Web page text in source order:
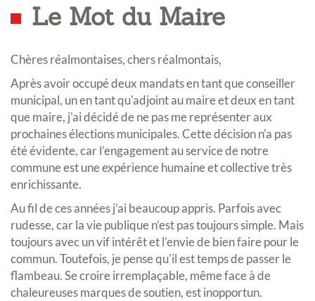
Le Mot du Maire
Chères réalmontaises, chers réalmontais,
Après avoir occupé deux mandats en tant que conseiller
municipal, un en tant qu'adjoint au maire et deux en tant
que maire, j'ai décidé de ne pas me représenter aux
prochaines élections municipales. Cette décision n'a pas
été évidente, car l’engagement au service de notre
commune est une expérience humaine et collective très
enrichissante.
Au fil de ces années j’ai beaucoup appris. Parfois avec
rudesse, car la vie publique n’est pas toujours simple. Mais
toujours avec un vif intérêt et l’envie de bien faire pour le
commun. Toutefois, je pense qu'il est temps de passer le
flambeau. Se croire irremplaçable, même face à de
chaleureuses marques de soutien, est inopportun.